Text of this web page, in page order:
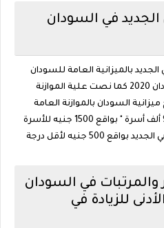
الجديد في السودان
بالميزانية العامة للسودان
2020 الهيكل الراتبي الجديد بالسودان 2020 كما نصت علية الموازنة
السودان بالموازنة العامة
2020"تقديم دعم اجتماعي إلى 900 ألف أسرة " بواقع 1500 جنيه للأسرة
شهريا من خلال دعم الهيكل الراتبي الجديد بواقع 500 جنيه لأقل درجة
والمرتبات في السودان
للزيادة في